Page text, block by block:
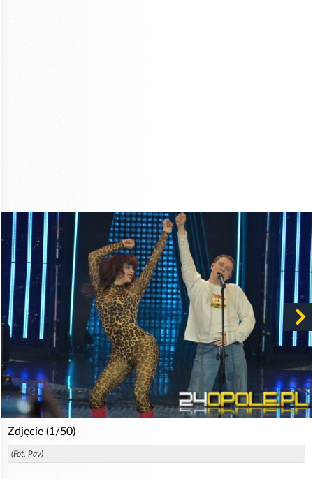
Zdjęcie (1/50)
(Fot. Pav)